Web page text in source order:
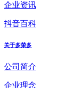
企业资讯
抖音百科
关于多荣多
公司简介
企业理念